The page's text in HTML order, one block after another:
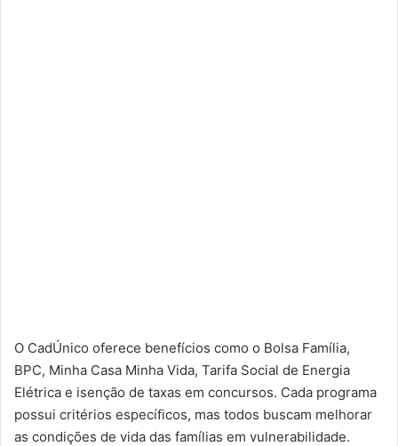
O CadÚnico oferece benefícios como o Bolsa Família,
BPC, Minha Casa Minha Vida, Tarifa Social de Energia
Elétrica e isenção de taxas em concursos. Cada programa
possui critérios específicos, mas todos buscam melhorar
as condições de vida das famílias em vulnerabilidade.